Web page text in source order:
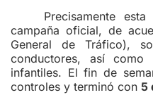
Precisamente
campaña oficial, de
General de Tráfico),
conductores, así
infantiles. El fin de
controles y terminó con 5